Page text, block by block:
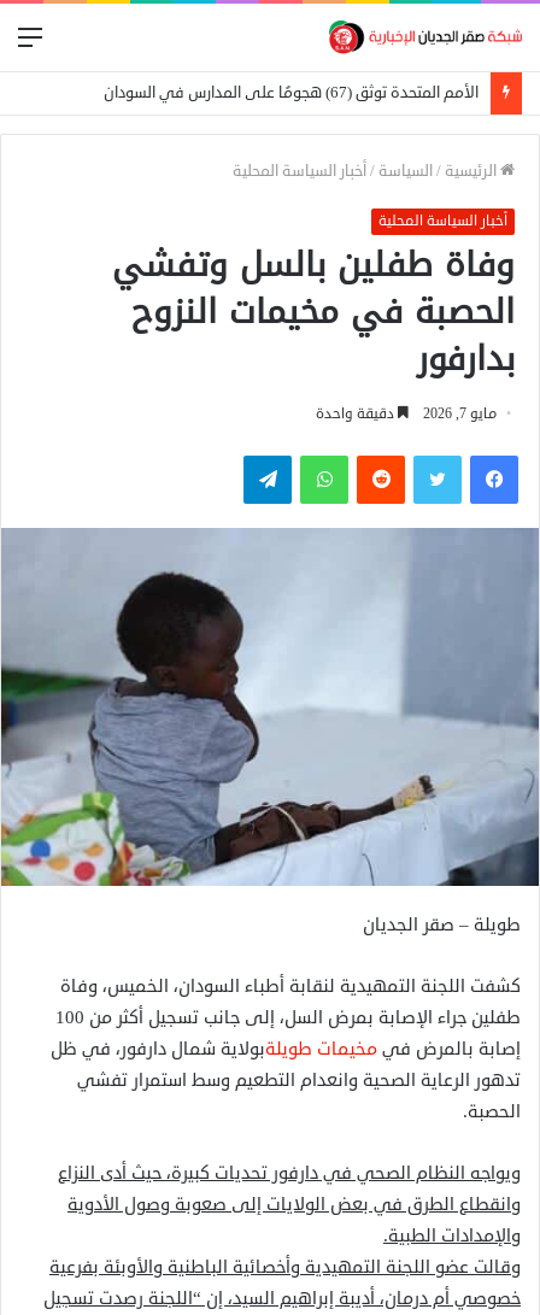
الأمم المتحدة توثق (67) هجومًا على المدارس في السودان
الرئيسية /السياسة /أخبار السياسة المحلية
أخبار السياسة المحلية
وفاة طفلين بالسل وتفشي
الحصبة في مخيمات النزوح
بدارفور
مايو 7, 2026 دقيقة واحدة
فيسبوكتويتر واتساب تيلقرام
طويلة – صقر الجديان
كشفت اللجنة التمهيدية لنقابة أطباء السودان، الخميس، وفاة
طفلين جراء الإصابة بمرض السل، إلى جانب تسجيل أكثر من 100
إصابة بالمرض فيمخيمات طويلةبولاية شمال دارفور، في ظل
تدهور الرعاية الصحية وانعدام التطعيم وسط استمرار تفشي
الحصبة.
ويواجه النظام الصحي في دارفور تحديات كبيرة، حيث أدى النزاع
وانقطاع الطرق في بعض الولايات إلى صعوبة وصول الأدوية
والإمدادات الطبية.
وقالت عضو اللجنة التمهيدية وأخصائية الباطنية والأوبئة بفرعية
خصوصي أم درمان، أديبة إبراهيم السيد، إن “اللجنة رصدت تسجيل